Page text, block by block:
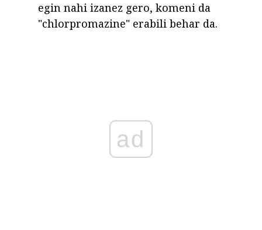
egin nahi izanez gero, komeni da
"chlorpromazine" erabili behar da.
ad